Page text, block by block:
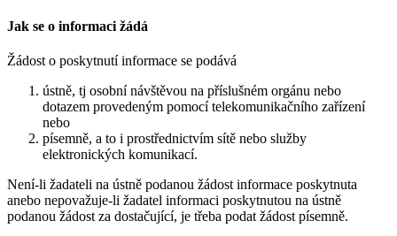
Jak se o informaci žádá
Žádost o poskytnutí informace se podává
ústně, tj osobní návštěvou na příslušném orgánu nebo
dotazem provedeným pomocí telekomunikačního zařízení
nebo
písemně, a to i prostřednictvím sítě nebo služby
elektronických komunikací.
Není-li žadateli na ústně podanou žádost informace poskytnuta
anebo nepovažuje-li žadatel informaci poskytnutou na ústně
podanou žádost za dostačující, je třeba podat žádost písemně.